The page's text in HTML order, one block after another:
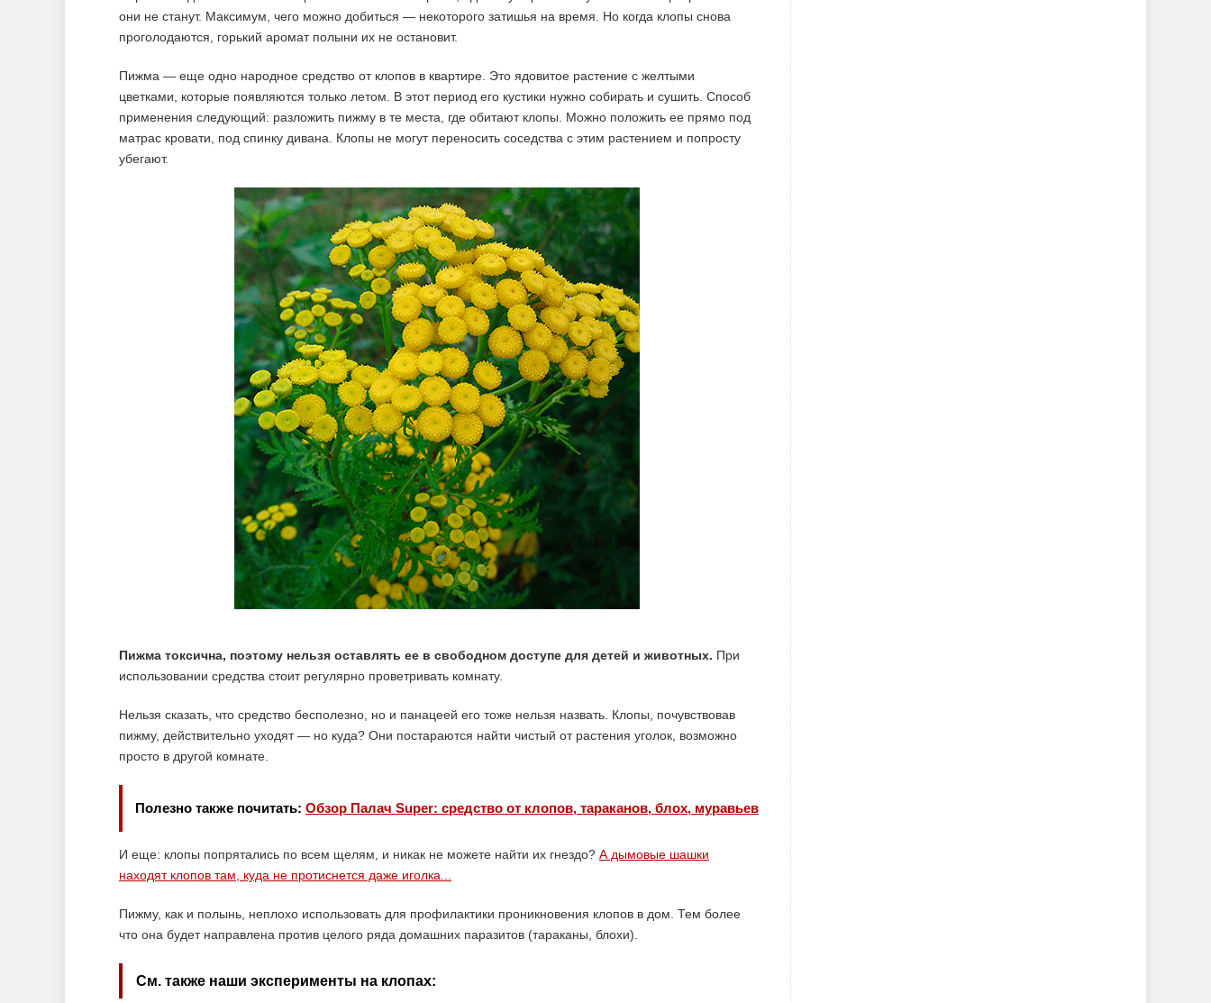
они не станут. Максимум, чего можно добиться — некоторого затишья на время. Но когда клопы снова
проголодаются, горький аромат полыни их не остановит.
Пижма — еще одно народное средство от клопов в квартире. Это ядовитое растение с желтыми
цветками, которые появляются только летом. В этот период его кустики нужно собирать и сушить. Способ
применения следующий: разложить пижму в те места, где обитают клопы. Можно положить ее прямо под
матрас кровати, под спинку дивана. Клопы не могут переносить соседства с этим растением и попросту
убегают.
Пижма токсична, поэтому нельзя оставлять ее в свободном доступе для детей и животных. При
использовании средства стоит регулярно проветривать комнату.
Нельзя сказать, что средство бесполезно, но и панацеей его тоже нельзя назвать. Клопы, почувствовав
пижму, действительно уходят — но куда? Они постараются найти чистый от растения уголок, возможно
просто в другой комнате.
Полезно также почитать: Обзор Палач Super: средство от клопов, тараканов, блох, муравьев
И еще: клопы попрятались по всем щелям, и никак не можете найти их гнездо? А дымовые шашки
находят клопов там, куда не протиснется даже иголка...
Пижму, как и полынь, неплохо использовать для профилактики проникновения клопов в дом. Тем более
что она будет направлена против целого ряда домашних паразитов (тараканы, блохи).
См. также наши эксперименты на клопах: